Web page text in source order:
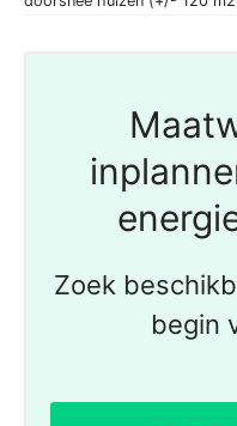
Zoek
begin